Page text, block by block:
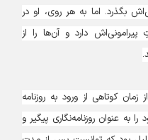
بگذرد. اما به هر روی، او در
دارد و آن‌ها را از
کوتاهی از ورود به روزنامه
عنوان روزنامه‌نگاری پیگیر و